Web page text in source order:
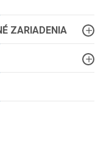
ZARIADENIA